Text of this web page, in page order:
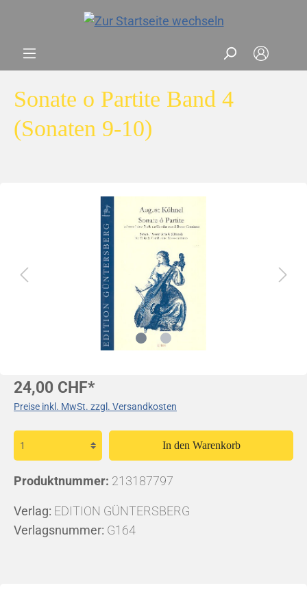
Sonate o Partite Band 4
(Sonaten 9-10)
24,00 CHF*
Preise inkl. MwSt. zzgl. Versandkosten
In den Warenkorb
Produktnummer: 213187797
Verlag: EDITION GÜNTERSBERG
Verlagsnummer: G164